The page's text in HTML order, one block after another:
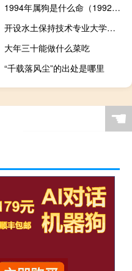
1994年属狗是什么命（1992年属猴是什么命）
开设水土保持技术专业大学有哪些
大年三十能做什么菜吃
“千载落风尘”的出处是哪里
☚